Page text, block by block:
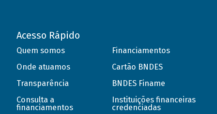
Acesso Rápido
Quem somos
Onde atuamos
Transparência
Consulta a
financiamentos
Financiamentos
Cartão BNDES
BNDES Finame
Instituições financeiras
credenciadas